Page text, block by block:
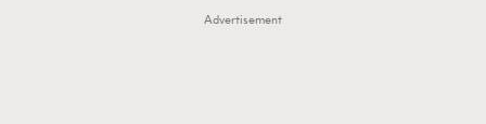
Advertisement